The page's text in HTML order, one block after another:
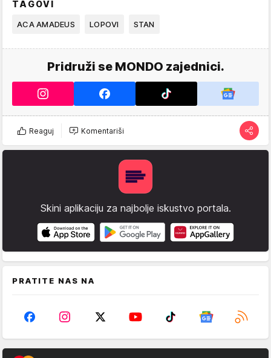
TAGOVI
ACA AMADEUS LOPOVI STAN
Pridruži se MONDO zajednici.
Reaguj Komentariši
Skini aplikaciju za najbolje iskustvo portala.
PRATITE NAS NA